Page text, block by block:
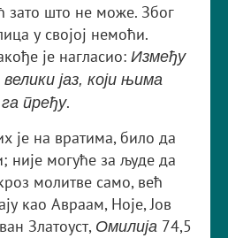
зато што не може. Због
у својој немоћи.
је нагласио: Између
јаз, који њима
пређу.
је на вратима, било да
није могуће за људе да
молитве само, већ
као Авраам, Ноје, Јов
Златоуст, Омилија 74,5